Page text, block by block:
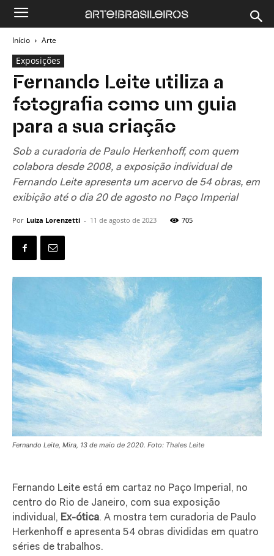
Início Arte
Exposições
Fernando Leite utiliza a
fotografia como um guia
para a sua criação
Sob a curadoria de Paulo Herkenhoff, com quem
colabora desde 2008, a exposição individual de
Fernando Leite apresenta um acervo de 54 obras, em
exibição até o dia 20 de agosto no Paço Imperial
Por Luiza Lorenzetti - 11 de agosto de 2023 705
Fernando Leite, Mira, 13 de maio de 2020. Foto: Thales Leite
Fernando Leite está em cartaz no Paço Imperial, no
centro do Rio de Janeiro, com sua exposição
individual, Ex-ótica. A mostra tem curadoria de Paulo
Herkenhoff e apresenta 54 obras divididas em quatro
séries de trabalhos.